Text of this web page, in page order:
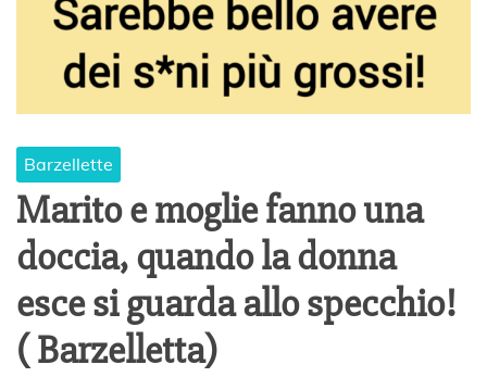
Barzellette
Marito e moglie fanno una
doccia, quando la donna
esce si guarda allo specchio!
( Barzelletta)